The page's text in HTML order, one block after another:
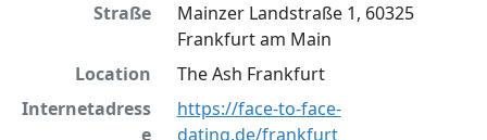
Straße
Mainzer Landstraße 1, 60325
Frankfurt am Main
Location
The Ash Frankfurt
Internetadress
e
https://face-to-face-
dating.de/frankfurt